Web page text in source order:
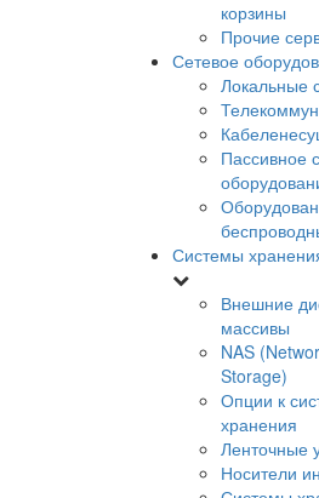
корзины
Прочие
Сетевое
Локальные
Пассивное
Системы
Внешние
массивы
NAS
Storage)
Опции к
хранения
Ленточные
Носители